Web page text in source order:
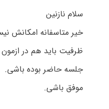
سلام نازنین
خیر متاسفانه امکانش
ظرفیت باید هم در
جلسه حاضر بوده باشی.
موفق باشی.